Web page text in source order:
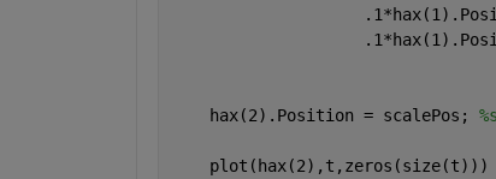
    hax(2).Position = scalePos;
    plot(hax(2),t,zeros(size(t)))